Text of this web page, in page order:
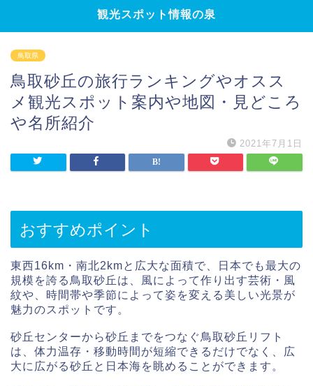
観光スポット情報の泉
鳥取県
鳥取砂丘の旅行ランキングやオスス
メ観光スポット案内や地図・見どころ
や名所紹介
2021年7月1日
おすすめポイント
東西16km・南北2kmと広大な面積で、日本でも最大の
規模を誇る鳥取砂丘は、風によって作り出す芸術・風
紋や、時間帯や季節によって姿を変える美しい光景が
魅力のスポットです。
砂丘センターから砂丘までをつなぐ鳥取砂丘リフト
は、体力温存・移動時間が短縮できるだけでなく、広
大に広がる砂丘と日本海を眺めることができます。